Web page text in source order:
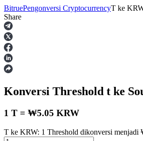
Berjangka
BitruePengonversi CryptocurrencyT ke
Share
Konversi Threshold t ke
1 T = ₩5.05 KRW
T ke KRW: 1 Threshold dikonversi